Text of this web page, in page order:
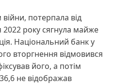
потерпала від
2022 року сягнула майже
Національний банк у
вторгнення відмовився
його, а потім
не відображав